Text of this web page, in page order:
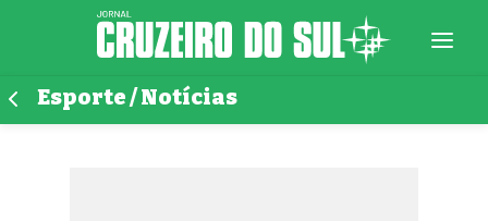
Esporte / Notícias